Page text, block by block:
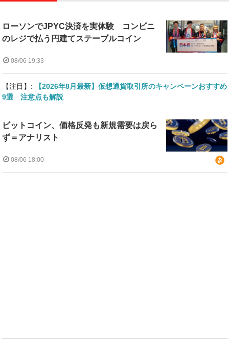
ローソンでJPYC決済を実体験 コンビニ
のレジで払う円建てステーブルコイン
08/06 19:33
【注目】:
【2026年8月最新】仮想通貨取引所のキャンペーンおすすめ
9選 注意点も解説
ビットコイン、価格反発も新規需要は戻ら
ず＝アナリスト
08/06 18:00